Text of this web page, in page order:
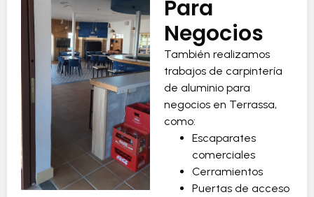
Para
Negocios
También realizamos
trabajos de carpintería
de aluminio para
negocios en Terrassa,
como:
Escaparates
comerciales
Cerramientos
Puertas de acceso